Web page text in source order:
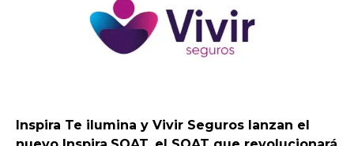
Inspira Te ilumina y Vivir Seguros lanzan el